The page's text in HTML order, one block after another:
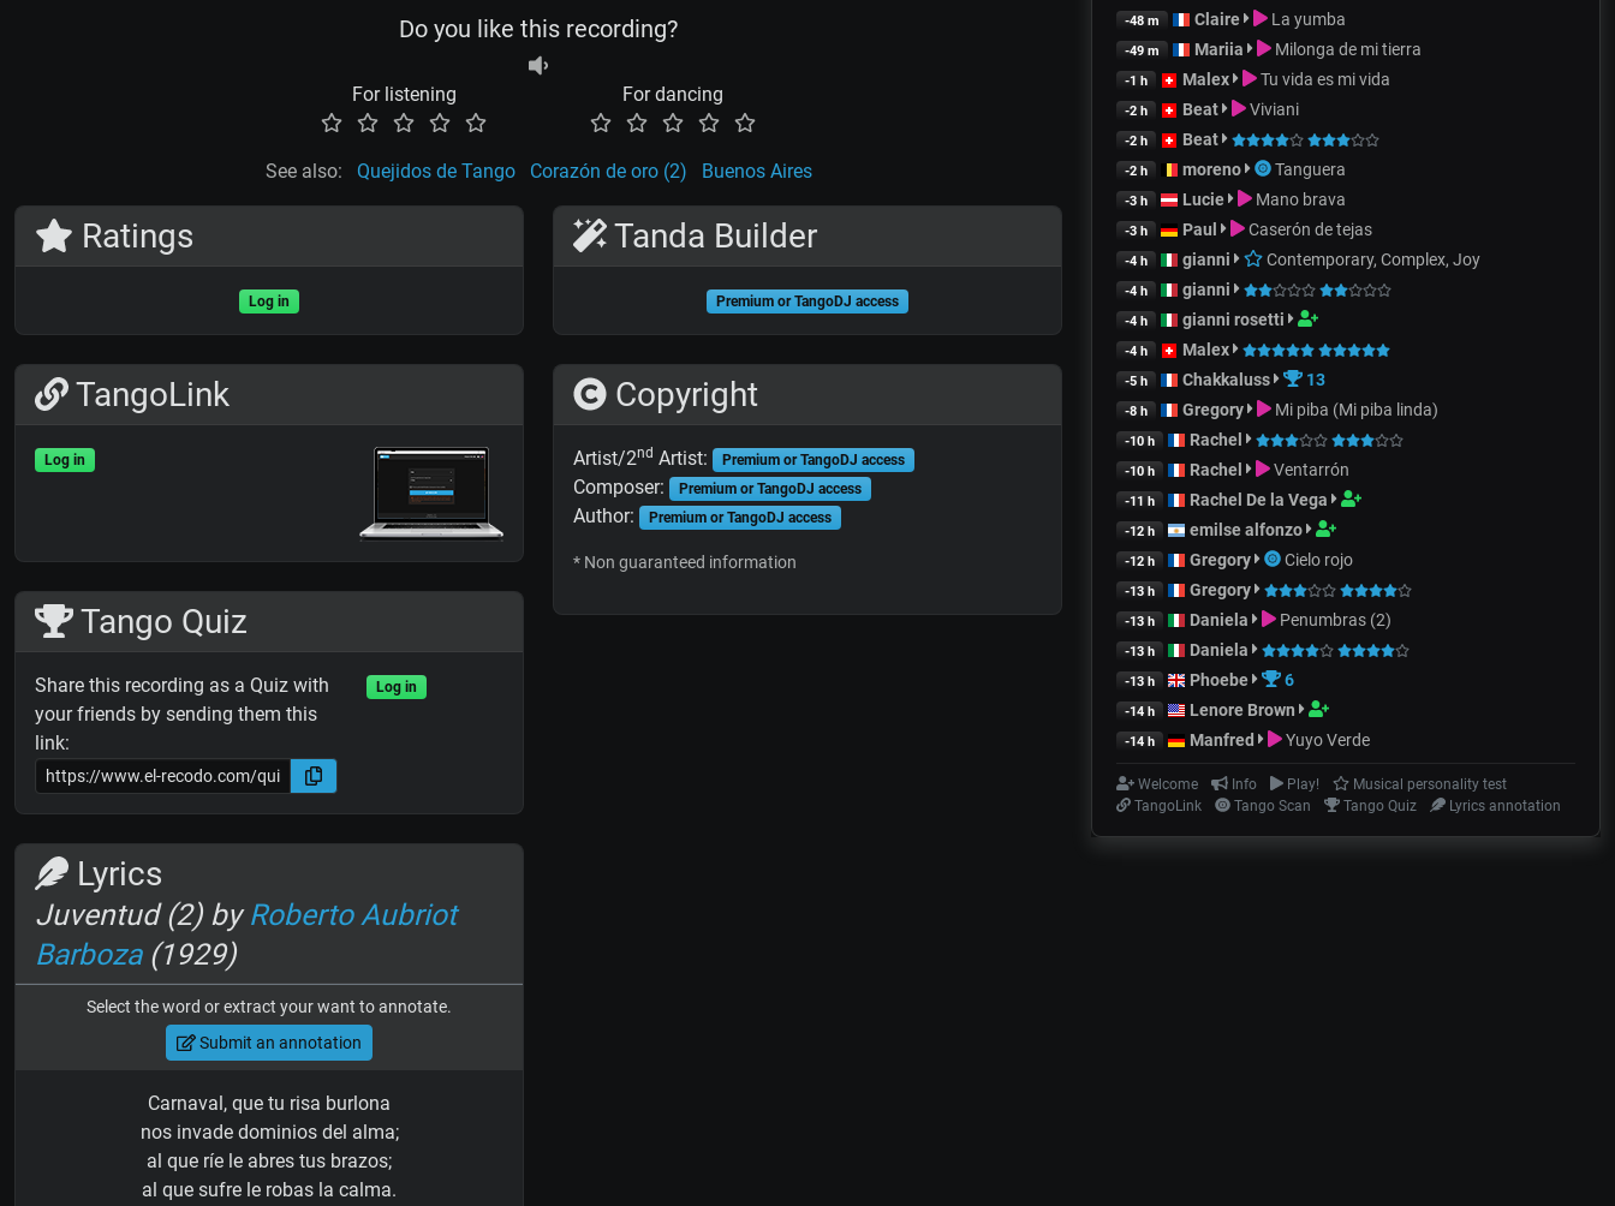
Do you like this recording?
For listening For dancing
See also: Quejidos de Tango Corazón de oro (2) Buenos Aires
Ratings
Log in
TangoLink
Log in
Tango Quiz
Share this recording as a Quiz with
your friends by sending them this
link:
Log in
Lyrics
Juventud (2) byRoberto Aubriot
Barboza(1929)
Select the word or extract your want to annotate.
Submit an annotation
Carnaval, que tu risa burlona
nos invade dominios del alma;
al que ríe le abres tus brazos;
al que sufre le robas la calma.
Tanda Builder
Premium or TangoDJ access
Copyright
Artist/2nd Artist: Premium or TangoDJ access
Composer: Premium or TangoDJ access
Author: Premium or TangoDJ access
* Non guaranteed information
-48 m Claire La yumba
-49 m Mariia Milonga de mi tierra
-1 h Malex Tu vida es mi vida
-2 h Beat Viviani
-2 h Beat
-2 h moreno Tanguera
-3 h Lucie Mano brava
-3 h Paul Caserón de tejas
-4 h gianni Contemporary, Complex, Joy
-4 h gianni
-4 h gianni rosetti
-4 h Malex
-5 h Chakkaluss 13
-8 h Gregory Mi piba (Mi piba linda)
-10 h Rachel
-10 h Rachel Ventarrón
-11 h Rachel De la Vega
-12 h emilse alfonzo
-12 h Gregory Cielo rojo
-13 h Gregory
-13 h Daniela Penumbras (2)
-13 h Daniela
-13 h Phoebe 6
-14 h Lenore Brown
-14 h Manfred Yuyo Verde
Welcome Info Play!
Musical personality test
TangoLink
Tango Scan Tango Quiz Lyrics annotation